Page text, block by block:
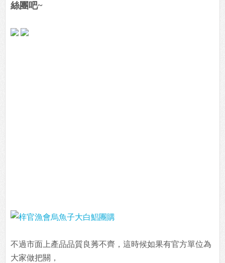
絲團吧~
不過市面上產品品質良莠不齊，這時候如果有官方單位為
大家做把關，